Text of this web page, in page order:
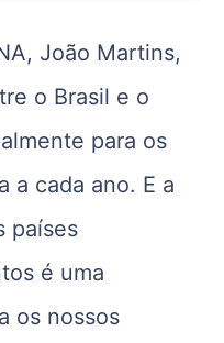
João Martins,
o Brasil e o
para os
a cada ano. E a
países
é uma
os nossos